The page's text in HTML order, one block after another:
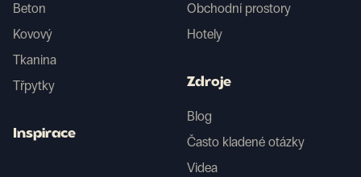
Beton
Kovový
Tkanina
Třpytky
Inspirace
Obchodní prostory
Hotely
Zdroje
Blog
Často kladené otázky
Videa